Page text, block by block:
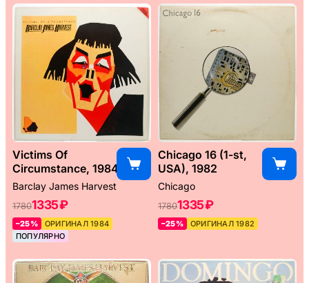
Victims Of
Circumstance, 1984
Barclay James Harvest
17801335 ₽
–25%
ОРИГИНАЛ 1984
ПОПУЛЯРНО
Chicago 16 (1-st,
USA), 1982
Chicago
17801335 ₽
–25% ОРИГИНАЛ 1982